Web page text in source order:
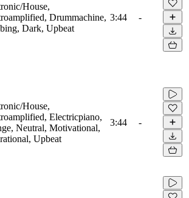
House,
Drummachine,
Dark, Upbeat
3:44 -
House,
Electricpiano,
Neutral, Motivational,
Upbeat
3:44 -